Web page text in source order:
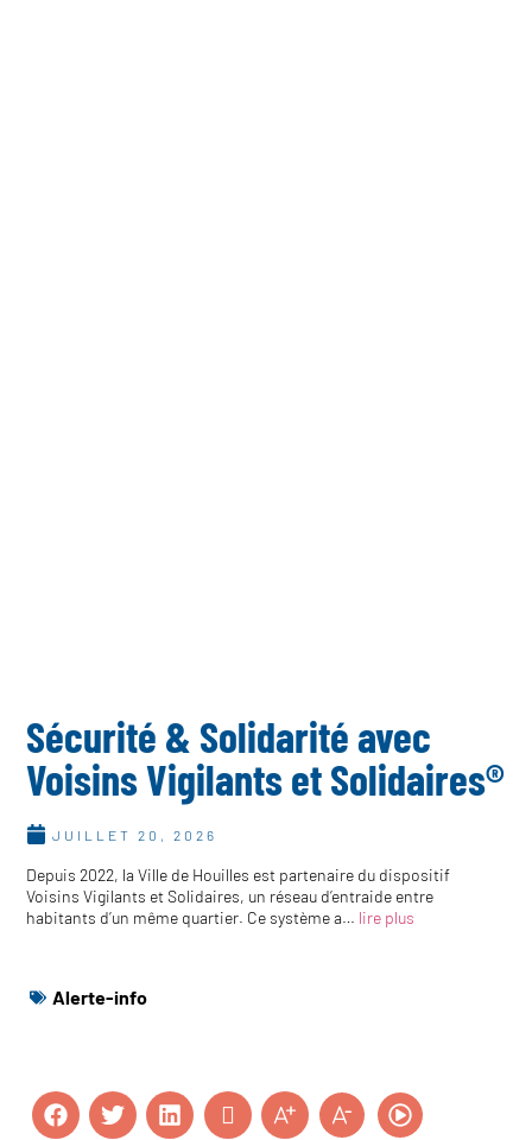
Sécurité & Solidarité avec
Voisins Vigilants et Solidaires®
JUILLET 20, 2026
Depuis 2022, la Ville de Houilles est partenaire du dispositif
Voisins Vigilants et Solidaires, un réseau d’entraide entre
habitants d’un même quartier. Ce système a… lire plus
Alerte-info